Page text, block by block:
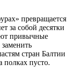
превращается
за собой десятки
привычные
стран Балтии
полках пусто.